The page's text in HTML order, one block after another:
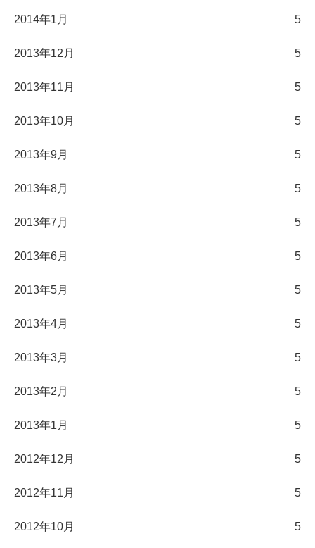
2014年1月 5
2013年12月 5
2013年11月 5
2013年10月 5
2013年9月 5
2013年8月 5
2013年7月 5
2013年6月 5
2013年5月 5
2013年4月 5
2013年3月 5
2013年2月 5
2013年1月 5
2012年12月 5
2012年11月 5
2012年10月 5